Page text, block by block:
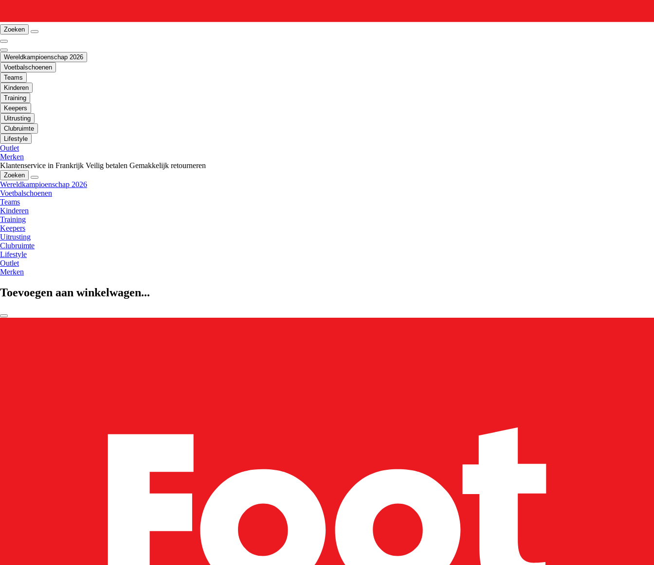
Zoeken
Wereldkampioenschap 2026
Voetbalschoenen
Teams
Kinderen
Training
Keepers
Uitrusting
Clubruimte
Lifestyle
Outlet
Merken
Klantenservice in Frankrijk Veilig betalen Gemakkelijk retourneren
Zoeken
Wereldkampioenschap 2026
Voetbalschoenen
Teams
Kinderen
Training
Keepers
Uitrusting
Clubruimte
Lifestyle
Outlet
Merken
Toevoegen aan winkelwagen...